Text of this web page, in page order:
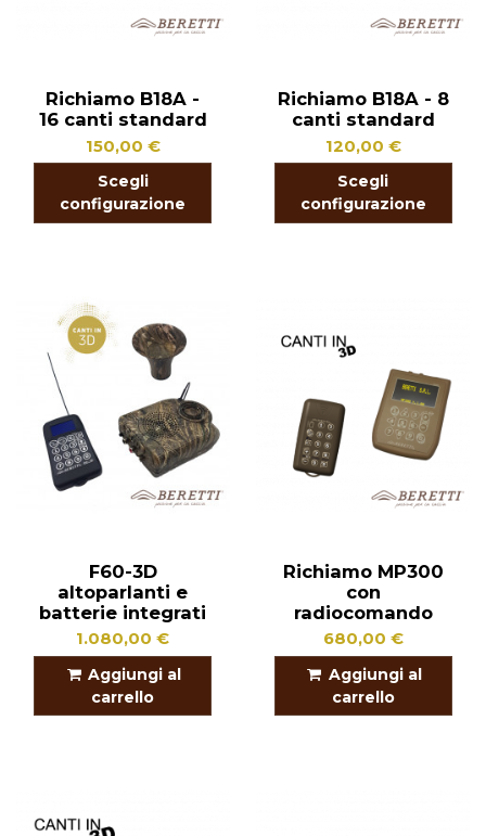
Richiamo B18A -
16 canti standard
150,00 €
Scegli
configurazione
Richiamo B18A - 8
canti standard
120,00 €
Scegli
configurazione
F60-3D
altoparlanti e
batterie integrati
1.080,00 €
Aggiungi al
carrello
Richiamo MP300
con
radiocomando
680,00 €
Aggiungi al
carrello